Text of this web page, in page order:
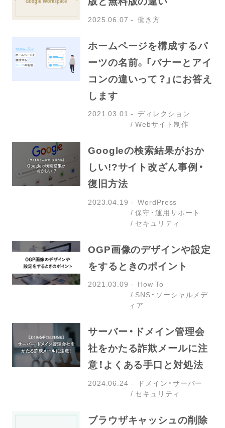
2025.06.07 働き方
ホームページを構成するパ
ーツの名前。「バナーとアイ
コンの違いって？」にお答え
します
2021.03.01
ディレクション
Webサイト制作
Googleの検索結果がおか
しい!?サイト改ざん事例・
復旧方法
2023.04.19
WordPress
保守・運用サポート
セキュリティ
OGP画像のデザインや設定
をするときのポイント
2021.03.09
How To
SNS・ソーシャルメデ
ィア
サーバー・ドメイン管理会
社をかたる詐欺メールに注
意！よくある手口と対処法
2024.06.24
ドメイン・サーバー
セキュリティ
ブラウザキャッシュの削除